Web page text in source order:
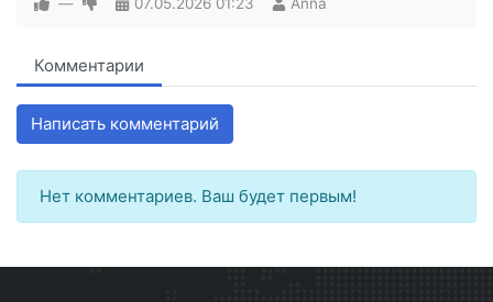
— 07.05.2026 01:23 Anna
Комментарии
Написать комментарий
Нет комментариев. Ваш будет первым!